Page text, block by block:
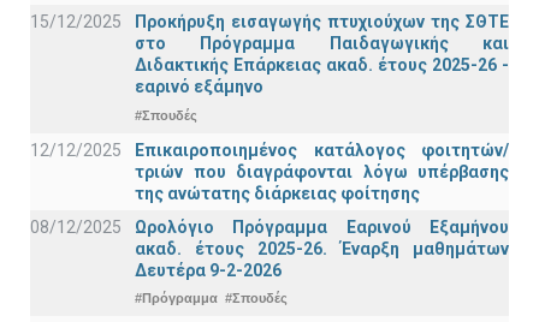
15/12/2025
Προκήρυξη εισαγωγής πτυχιούχων της ΣΘΤΕ
στο Πρόγραμμα Παιδαγωγικής και
Διδακτικής Επάρκειας ακαδ. έτους 2025-26 -
εαρινό εξάμηνο
#Σπουδές
12/12/2025
Επικαιροποιημένος κατάλογος φοιτητών/
τριών που διαγράφονται λόγω υπέρβασης
της ανώτατης διάρκειας φοίτησης
08/12/2025
Ωρολόγιο Πρόγραμμα Εαρινού Εξαμήνου
ακαδ. έτους 2025-26. Έναρξη μαθημάτων
Δευτέρα 9-2-2026
#Πρόγραμμα #Σπουδές